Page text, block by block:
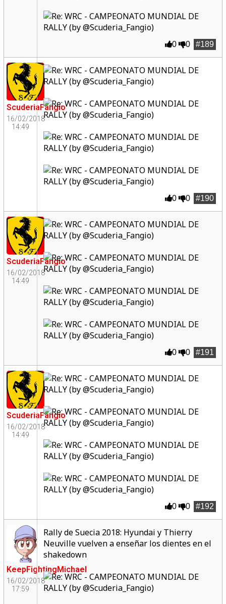
#189
0 0
ScuderiaFangio
16/02/2018
14:49
#190
0 0
ScuderiaFangio
16/02/2018
14:49
#191
0 0
ScuderiaFangio
16/02/2018
14:49
#192
0 0
KeepFightingMichael
16/02/2018
17:59
Rally de Suecia 2018: Hyundai y Thierry
Neuville vuelven a enseñar los dientes en el
shakedown